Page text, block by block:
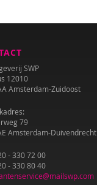
SWP
12010
Amsterdam-Zuidoost
79
Amsterdam-Duivendrecht
- 330 72 00
- 330 80 40